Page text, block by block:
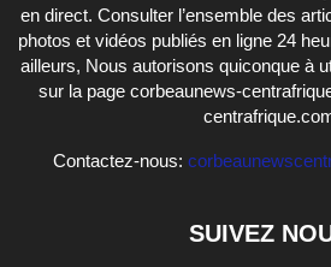
en direct. Consulter l’ensemble des
photos et vidéos publiés en ligne 24
ailleurs, Nous autorisons quiconque à
sur la page corbeaunews-
Contactez-nous:
SUIVEZ